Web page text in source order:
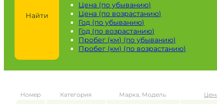
Город / регион
от до
Пробег / Наработка
Найти
Цена (по убыванию)
Цена (по возрастанию)
Год (по убыванию)
Год (по возрастанию)
Пробег (км) (по убыванию)
Пробег (км) (по возрастанию)
Номер Категория Марка, Модель